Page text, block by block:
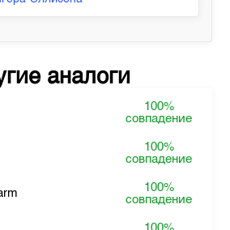
аналоги
100%
совпадение
100%
совпадение
100%
совпадение